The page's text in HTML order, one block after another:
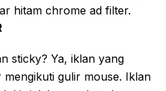
hitam chrome ad filter.
sticky? Ya, iklan yang
gulir mouse. Iklan